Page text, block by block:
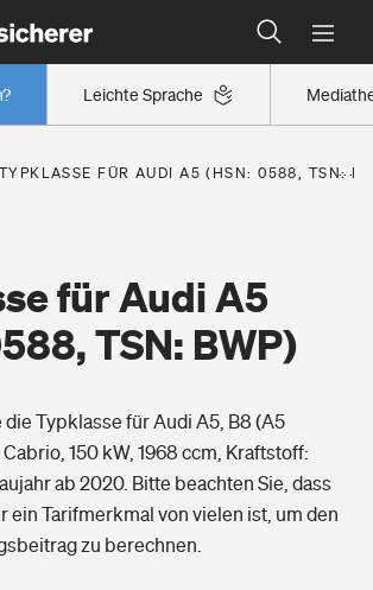
Leichte Sprache
Jetzt Versicherer finden
So ist Ihre Region eingestuft
Jetzt Versicherer finden
TYPKLASSE FÜR AUDI A5 (HSN: 0588, TSN:
für Audi A5
TSN: BWP)
die Typklasse für Audi A5, B8 (A5
150 kW, 1968 ccm, Kraftstoff:
ab 2020. Bitte beachten Sie, dass
ein Tarifmerkmal von vielen ist, um den
zu berechnen.